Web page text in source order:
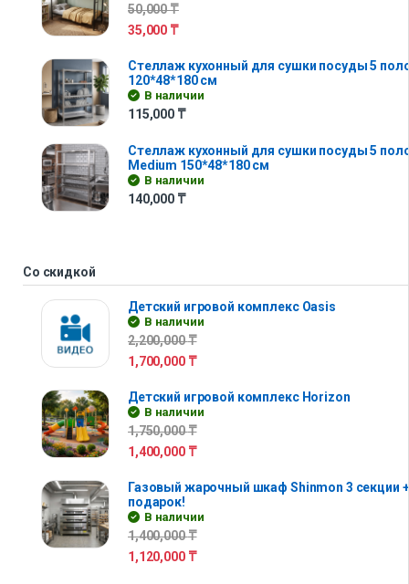
50,000₸
35,000 ₸
Стеллаж кухонный для сушки посуды 5
120*48*180 см
В наличии
115,000 ₸
Стеллаж кухонный для сушки посуды 5
Medium 150*48*180 см
В наличии
140,000 ₸
Со скидкой
Детский игровой комплекс Oasis
В наличии
2,200,000₸
1,700,000 ₸
Детский игровой комплекс Horizon
В наличии
1,750,000₸
1,400,000 ₸
Газовый жарочный шкаф Shinmon 3 секции
подарок!
В наличии
1,400,000₸
1,120,000 ₸